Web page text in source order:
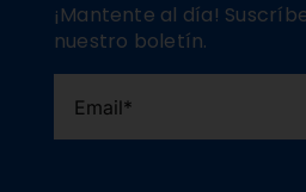
¡Mantente al día!
nuestro boletín.